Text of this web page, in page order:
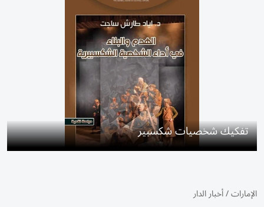
تفكيك شخصيات شكسبير
الإمارات/أخبار الدار